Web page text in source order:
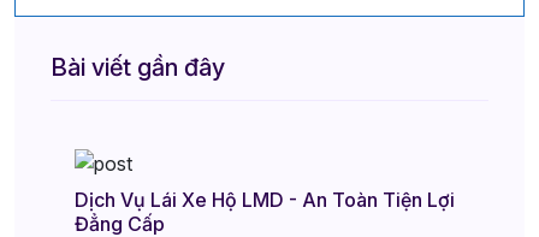
Bài viết gần đây
Dịch Vụ Lái Xe Hộ LMD - An Toàn Tiện Lợi
Đẳng Cấp